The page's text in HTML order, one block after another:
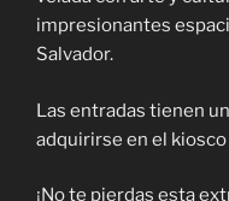
impresionantes
Salvador.
Las entradas tienen
adquirirse en el
¡No te pierdas esta